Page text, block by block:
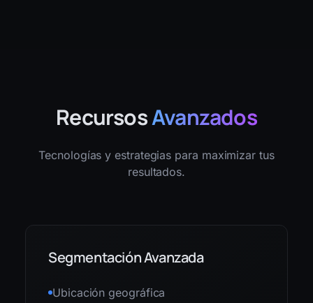
RecursosAvanzados
Tecnologías y estrategias para maximizar tus
resultados.
Segmentación Avanzada
Ubicación geográfica